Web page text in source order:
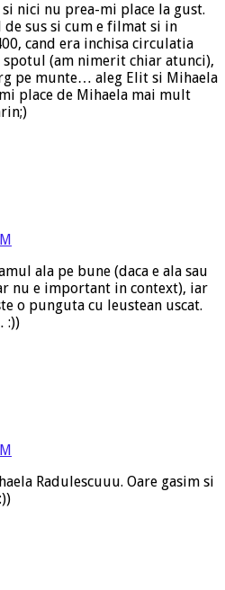
si nici nu prea-mi place la gust.
de sus si cum e filmat si in
cand era inchisa circulatia
spotul (am nimerit chiar atunci),
pe munte… aleg Elit si Mihaela
place de Mihaela mai mult
ala pe bune (daca e ala sau
nu e important in context), iar
o punguta cu leustean uscat.
:))
Radulescuuu. Oare gasim si